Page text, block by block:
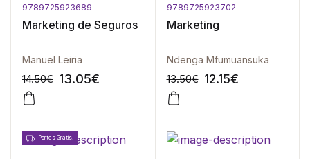
9789725923689
Marketing de Seguros
Manuel Leiria
14.50€ 13.05€
9789725923702
Marketing
Ndenga Mfumuansuka
13.50€ 12.15€
Portes Grátis!